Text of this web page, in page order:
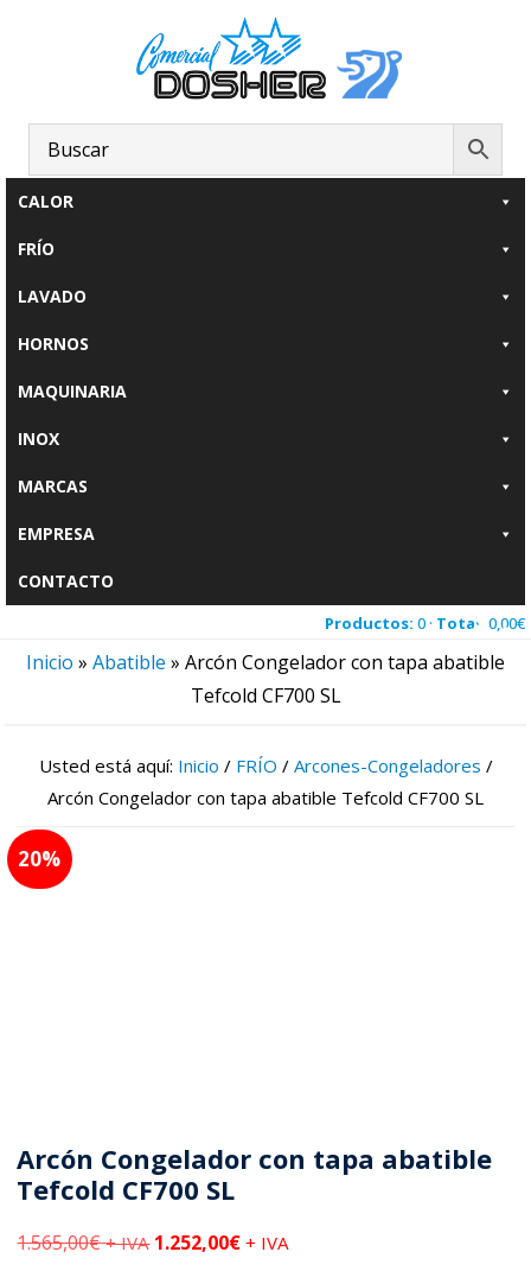
página
CALOR
FRÍO
LAVADO
HORNOS
MAQUINARIA
INOX
MARCAS
EMPRESA
CONTACTO
Productos: 0 · Total: 0,00€
Inicio » Abatible » Arcón Congelador con tapa abatible
Tefcold CF700 SL
Usted está aquí: Inicio / FRÍO / Arcones-Congeladores /
Arcón Congelador con tapa abatible Tefcold CF700 SL
20
Arcón Congelador con tapa abatible
Tefcold CF700 SL
1.565,00€ + IVA 1.252,00€ + IVA